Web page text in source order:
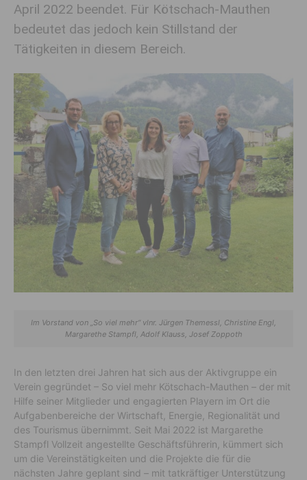
April 2022 beendet. Für Kötschach-Mauthen
bedeutet das jedoch kein Stillstand der
Tätigkeiten in diesem Bereich.
Im Vorstand von „So viel mehr“ vlnr. Jürgen Themessl, Christine Engl,
Margarethe Stampfl, Adolf Klauss, Josef Zoppoth
In den letzten drei Jahren hat sich aus der Aktivgruppe ein
Verein gegründet – So viel mehr Kötschach-Mauthen – der mit
Hilfe seiner Mitglieder und engagierten Playern im Ort die
Aufgabenbereiche der Wirtschaft, Energie, Regionalität und
des Tourismus übernimmt. Seit Mai 2022 ist Margarethe
Stampfl Vollzeit angestellte Geschäftsführerin, kümmert sich
um die Vereinstätigkeiten und die Projekte die für die
nächsten Jahre geplant sind – mit tatkräftiger Unterstützung